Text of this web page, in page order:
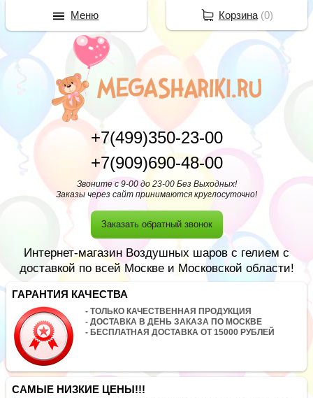
+7(499)350-23-00
+7(909)690-48-00
Звоните с 9-00 до 23-00 Без Выходных!
Заказы через сайт принимаются круглосуточно!
Заказать обратный звонок
Интернет-магазин Воздушных шаров с гелием с
доставкой по всей Москве и Московской области!
ГАРАНТИЯ КАЧЕСТВА
- ТОЛЬКО КАЧЕСТВЕННАЯ ПРОДУКЦИЯ
- ДОСТАВКА В ДЕНЬ ЗАКАЗА ПО МОСКВЕ
- БЕСПЛАТНАЯ ДОСТАВКА ОТ 15000 РУБЛЕЙ
САМЫЕ НИЗКИЕ ЦЕНЫ!!!
Корзина(0)
Меню